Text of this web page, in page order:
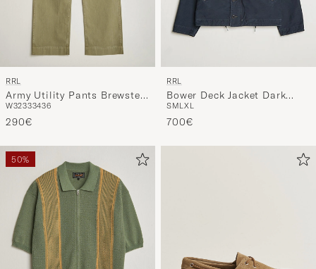
RRL
Army Utility Pants Brewster
Green
W32333436
290€
RRL
Bower Deck Jacket Dark
Navy
SMLXL
700€
50%